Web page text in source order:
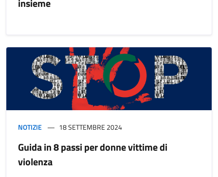
insieme
NOTIZIE 18 SETTEMBRE 2024
Guida in 8 passi per donne vittime di
violenza